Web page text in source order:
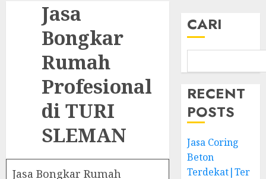
Jasa
Bongkar
Rumah
Profesional
di TURI
SLEMAN
Jasa Bongkar Rumah
CARI
RECENT
POSTS
Jasa Coring
Beton
Terdekat|Ter